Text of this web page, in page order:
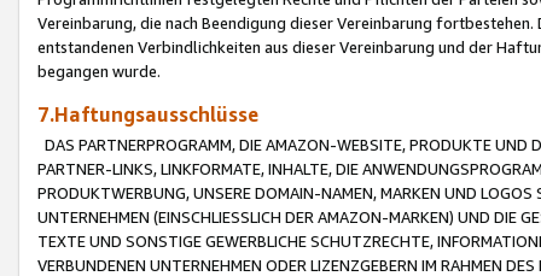
Vereinbarung, die nach Beendigung dieser Vereinbarung
entstandenen Verbindlichkeiten aus dieser Vereinbarung und der
begangen wurde.
7.Haftungsausschlüsse
DAS PARTNERPROGRAMM, DIE AMAZON-WEBSITE, PRODUKTE UND
PARTNER-LINKS, LINKFORMATE, INHALTE, DIE
PRODUKTWERBUNG, UNSERE DOMAIN-NAMEN, MARKEN UND
UNTERNEHMEN (EINSCHLIESSLICH DER AMAZON-MARKEN) UND DIE
TEXTE UND SONSTIGE GEWERBLICHE SCHUTZRECHTE,
VERBUNDENEN UNTERNEHMEN ODER LIZENZGEBERN IM RAHMEN